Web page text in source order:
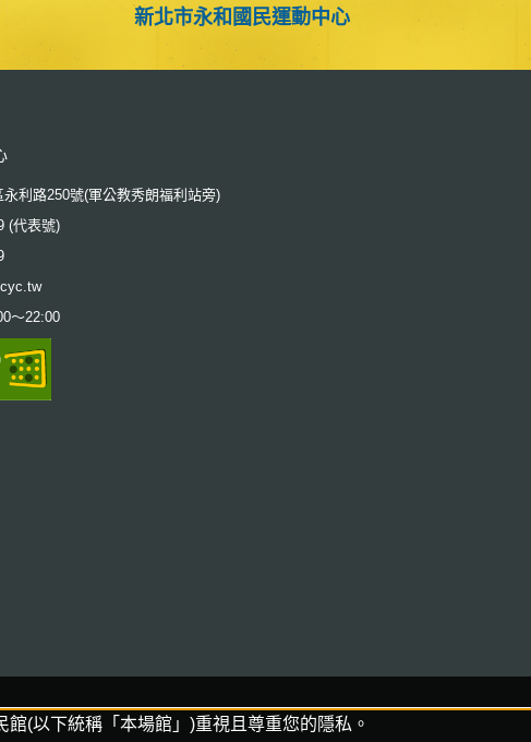
館(以下統稱「本場館」)重視且尊重您的隱私。
新北市永和國民運動中心
利路250號(軍公教秀朗福利站旁)
(代表號)
～22:00